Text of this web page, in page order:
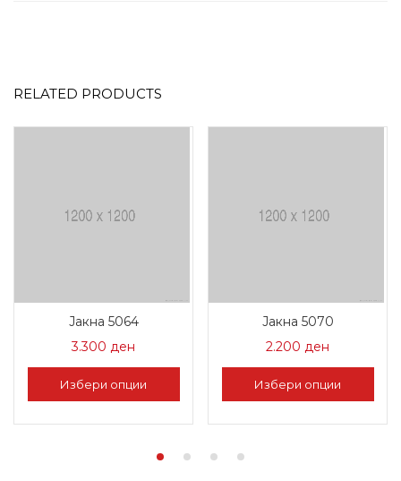
RELATED PRODUCTS
Јакна 5064
3.300 ден
Избери опции
Јакна 5070
2.200 ден
Избери опции